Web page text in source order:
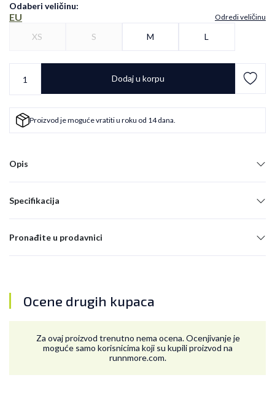
Odaberi veličinu:
EU Odredi veličinu
XS S M L
Dodaj u korpu
Proizvod je moguće vratiti u roku od 14 dana.
Opis
Specifikacija
Pronađite u prodavnici
Ocene drugih kupaca
Za ovaj proizvod trenutno nema ocena. Ocenjivanje je
moguće samo korisnicima koji su kupili proizvod na
runnmore.com.